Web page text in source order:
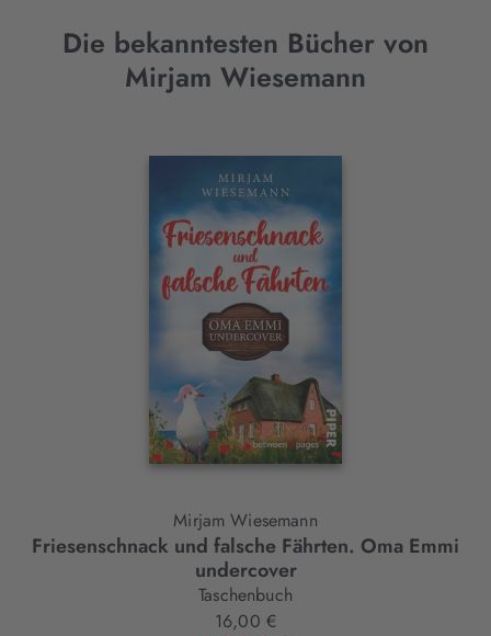
Die bekanntesten Bücher von
Mirjam Wiesemann
Mirjam Wiesemann
Friesenschnack und falsche Fährten. Oma Emmi
undercover
Taschenbuch
16,00 €